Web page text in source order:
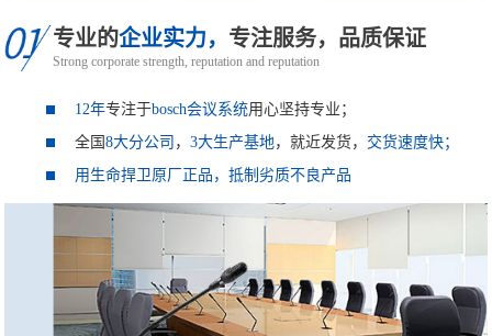
专业的企业实力， 专注服务，品质保证
Strong corporate strength, reputation and reputation
12年专注于bosch会议系统用心坚持专业；
全国8大分公司 ，3大生产基地 ，就近发货， 交货速度快；
用生命捍卫原厂正品，抵制劣质不良产品